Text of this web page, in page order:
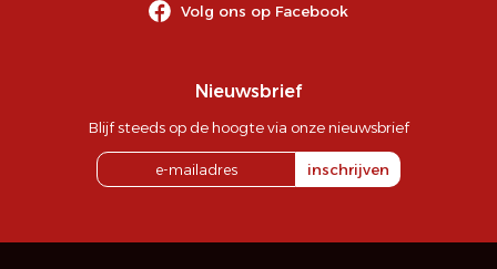
Volg ons op Facebook
Nieuwsbrief
Blijf steeds op de hoogte via onze nieuwsbrief
inschrijven